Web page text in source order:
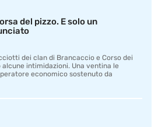
del pizzo. E solo un
dei clan di Brancaccio e Corso dei
alcune intimidazioni. Una ventina le
economico sostenuto da